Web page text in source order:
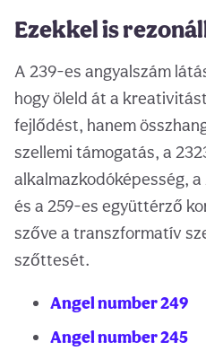
Ezekkel is
A 239-es angyalszám
hogy öleld át a
fejlődést, hanem
szellemi támogatás, a
alkalmazkodóképesség,
és a 259-es együttérző
szőve a transzformatív
szőttesét.
Angel number 249
Angel number 245